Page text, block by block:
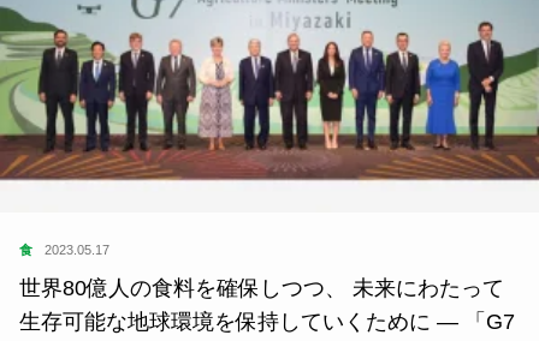
食 2023.05.17
世界80億人の食料を確保しつつ、 未来にわたって
生存可能な地球環境を保持していくために ― 「G7